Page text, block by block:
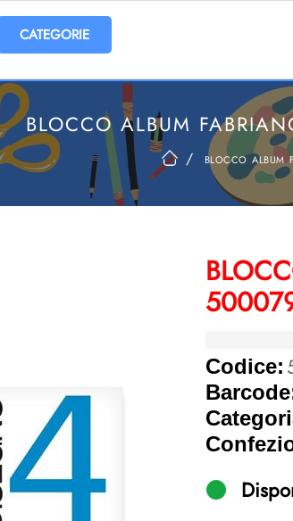
menu
BLOCCO ALBUM
blocco
Codice: